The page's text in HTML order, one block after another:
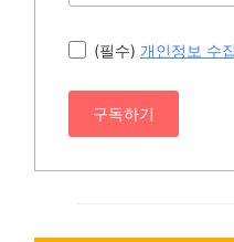
(필수) 개인정보 수
구독하기